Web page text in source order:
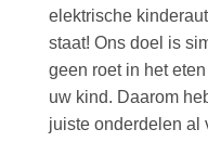
elektrische
staat! Ons doel is
geen roet in het
uw kind. Daarom
juiste onderdelen al